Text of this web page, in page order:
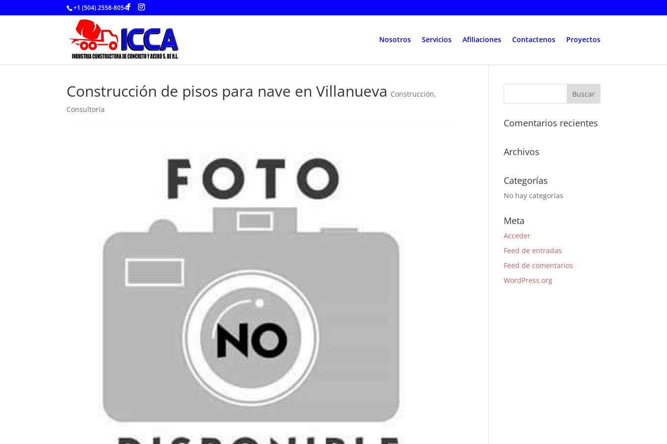
+1 (504) 2558-8054
Nosotros Servicios Afiliaciones Contactenos Proyectos
Construcción de pisos para nave en Villanueva Construcción,
Consultoría
Comentarios recientes
Archivos
Categorías
No hay categorías
Meta
Acceder
Feed de entradas
Feed de comentarios
WordPress.org